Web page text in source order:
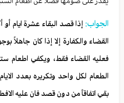
الجواب: إذا قصد البقاء عشرة ايام
القضاء والكفارة إلا إذا كان جاهلاً
الطعام لكل واحد وتكريره بعدد
بقي اتفاقاً من دون قصد فان عليه